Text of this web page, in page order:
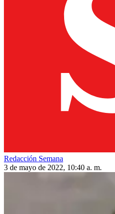
Redacción Semana
3 de mayo de 2022, 10:40 a. m.